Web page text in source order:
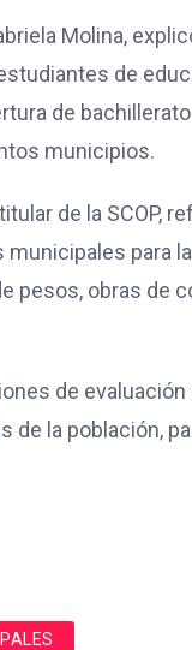
Molina,
de
de
municipios.
de la
para
pesos, obras de
de
la población,